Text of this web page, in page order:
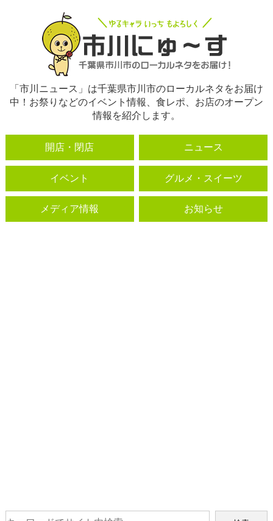
「市川ニュース」は千葉県市川市のローカルネタをお届け
中！お祭りなどのイベント情報、食レポ、お店のオープン
情報を紹介します。
開店・閉店 ニュース
イベント グルメ・スイーツ
メディア情報 お知らせ